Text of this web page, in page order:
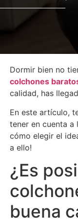
Dormir bien no
colchones
calidad, has
En este artículo,
tener en cuenta
cómo elegir el
a ello!
¿Es
buena